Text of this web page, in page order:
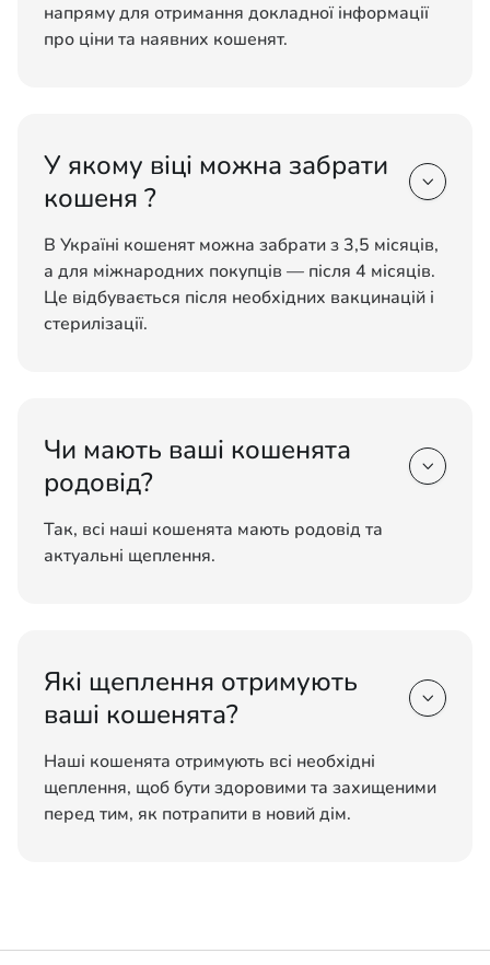
напряму для отримання докладної інформації
про ціни та наявних кошенят.
У якому віці можна забрати
кошеня ?

В Україні кошенят можна забрати з 3,5 місяців,
а для міжнародних покупців — після 4 місяців.
Це відбувається після необхідних вакцинацій і
стерилізації.
Чи мають ваші кошенята
родовід?

Так, всі наші кошенята мають родовід та
актуальні щеплення.
Які щеплення отримують
ваші кошенята?

Наші кошенята отримують всі необхідні
щеплення, щоб бути здоровими та захищеними
перед тим, як потрапити в новий дім.